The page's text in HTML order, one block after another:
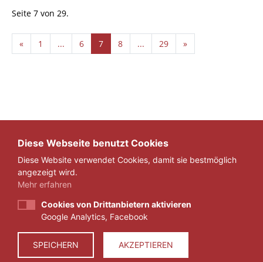
Seite 7 von 29.
« 1 ... 6 7 8 ... 29 »
IMPRESSUM
DATENSCHUTZ
© 2026 ZEIT FÜR VERANTWORTUNG E.V.
Diese Webseite benutzt Cookies
Diese Website verwendet Cookies, damit sie bestmöglich
angezeigt wird.
Mehr erfahren
Cookies von Drittanbietern aktivieren
Google Analytics, Facebook
SPEICHERN AKZEPTIEREN